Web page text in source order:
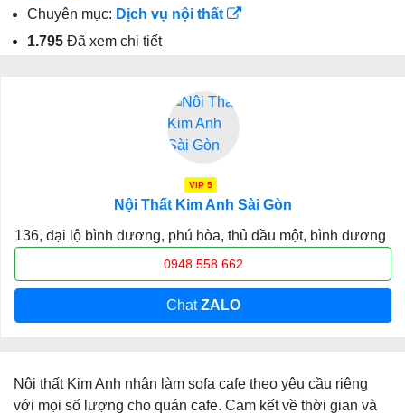
Chuyên mục: Dịch vụ nội thất
1.795 Đã xem chi tiết
VIP 5
Nội Thất Kim Anh Sài Gòn
136, đại lộ bình dương, phú hòa, thủ dầu một, bình dương
0948 558 662
ChatZALO
Nội thất Kim Anh nhận làm sofa cafe theo yêu cầu riêng
với mọi số lượng cho quán cafe. Cam kết về thời gian và